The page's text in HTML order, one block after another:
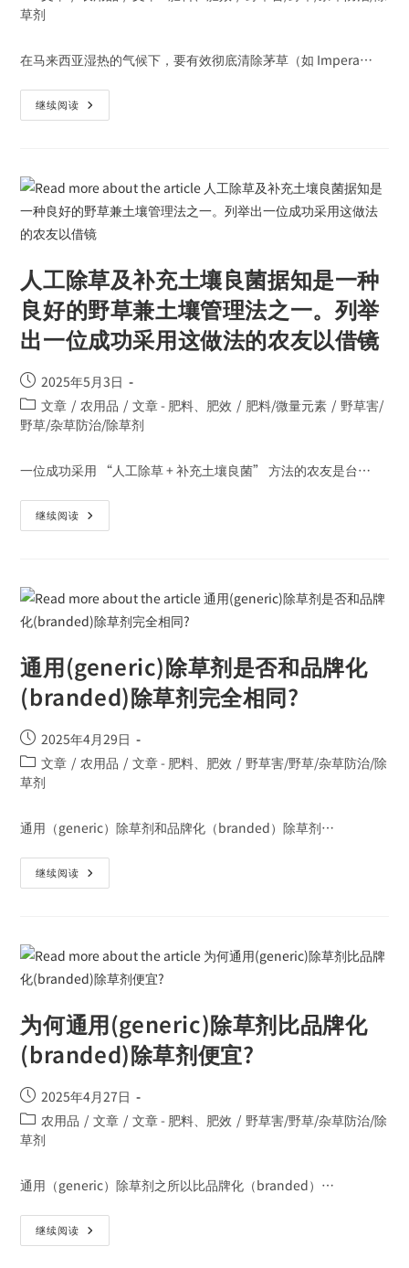
草剂
在马来西亚湿热的气候下，要有效彻底清除茅草（如 Impera…
继续阅读
人工除草及补充土壤良菌据知是一种
良好的野草兼土壤管理法之一。列举
出一位成功采用这做法的农友以借镜
2025年5月3日
文章 / 农用品 / 文章 - 肥料、肥效 / 肥料/微量元素 / 野草害/
野草/杂草防治/除草剂
一位成功采用 “人工除草 + 补充土壤良菌” 方法的农友是台…
继续阅读
通用(generic)除草剂是否和品牌化
(branded)除草剂完全相同?
2025年4月29日
文章 / 农用品 / 文章 - 肥料、肥效 / 野草害/野草/杂草防治/除
草剂
通用（generic）除草剂和品牌化（branded）除草剂…
继续阅读
为何通用(generic)除草剂比品牌化
(branded)除草剂便宜?
2025年4月27日
农用品 / 文章 / 文章 - 肥料、肥效 / 野草害/野草/杂草防治/除
草剂
通用（generic）除草剂之所以比品牌化（branded）…
继续阅读